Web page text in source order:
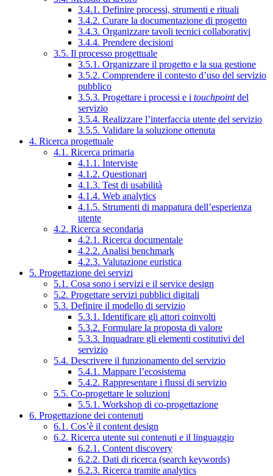
3.4.1. Definire processi, strumenti e rituali
3.4.2. Curare la documentazione di progetto
3.4.3. Organizzare tavoli tecnici collaborativi
3.4.4. Prendere decisioni
3.5. Il processo progettuale
3.5.1. Organizzare il progetto e la sua gestione
3.5.2. Comprendere il contesto d’uso del servizio
pubblico
3.5.3. Progettare i processi e i touchpointdel
servizio
3.5.4. Realizzare l’interfaccia utente del servizio
3.5.5. Validare la soluzione ottenuta
4. Ricerca progettuale
4.1. Ricerca primaria
4.1.1. Interviste
4.1.2. Questionari
4.1.3. Test di usabilità
4.1.4. Web analytics
4.1.5. Strumenti di mappatura dell’esperienza
utente
4.2. Ricerca secondaria
4.2.1. Ricerca documentale
4.2.2. Analisi benchmark
4.2.3. Valutazione euristica
5. Progettazione dei servizi
5.1. Cosa sono i servizi e il service design
5.2. Progettare servizi pubblici digitali
5.3. Definire il modello di servizio
5.3.1. Identificare gli attori coinvolti
5.3.2. Formulare la proposta di valore
5.3.3. Inquadrare gli elementi costitutivi del
servizio
5.4. Descrivere il funzionamento del servizio
5.4.1. Mappare l’ecosistema
5.4.2. Rappresentare i flussi di servizio
5.5. Co-progettare le soluzioni
5.5.1. Workshop di co-progettazione
6. Progettazione dei contenuti
6.1. Cos’è il content design
6.2. Ricerca utente sui contenuti e il linguaggio
6.2.1. Content discovery
6.2.2. Dati di ricerca (search keywords)
6.2.3. Ricerca tramite analytics